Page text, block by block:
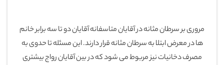
مروری بر سرطان مثانه در آقایان متاسفانه آقایان دو تا سه برابر خانم
ها در معرض ابتلا به سرطان مثانه قرار دارند. این مسئله تا حدوی به
مصرف دخانیات نیز مربوط می شود که در بین آقایان رواج بیشتری